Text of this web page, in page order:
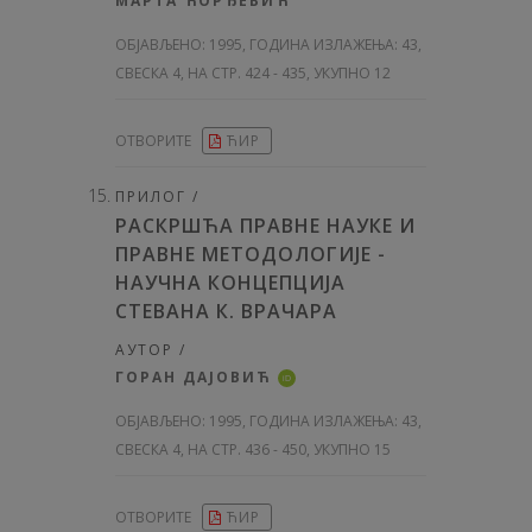
ОБЈАВЉЕНО: 1995, ГОДИНА ИЗЛАЖЕЊА: 43,
СВЕСКА 4, НА СТР. 424 - 435, УКУПНО 12
ОТВОРИТЕ ЋИР
ПРИЛОГ /
РАСКРШЋА ПРАВНЕ НАУКЕ И
ПРАВНЕ МЕТОДОЛОГИЈЕ -
НАУЧНА КОНЦЕПЦИЈА
СТЕВАНА К. ВРАЧАРА
АУТОР /
ГОРАН ДАЈОВИЋ
iD
ОБЈАВЉЕНО: 1995, ГОДИНА ИЗЛАЖЕЊА: 43,
СВЕСКА 4, НА СТР. 436 - 450, УКУПНО 15
ОТВОРИТЕ ЋИР